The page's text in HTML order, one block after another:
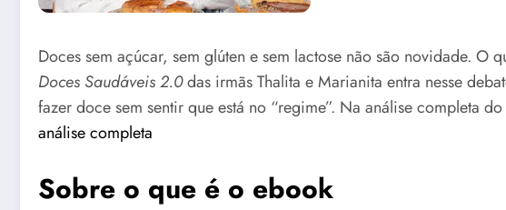
Doces sem açúcar, sem glúten e sem lactose não são novidade.
Doces Saudáveis 2.0das irmãs Thalita e Marianita entra nesse
fazer doce sem sentir que está no “regime”. Na análise completa
análise completa
Sobre o que é o ebook